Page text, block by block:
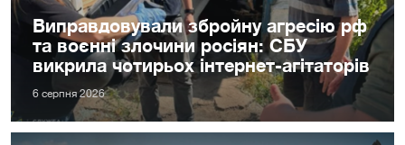
Виправдовували збройну агресію рф
та воєнні злочини росіян: СБУ
викрила чотирьох інтернет-агітаторів
6 серпня 2026